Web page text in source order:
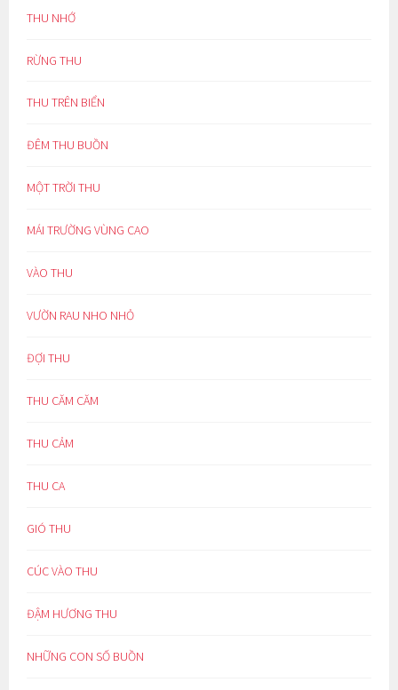
THU NHỚ
RỪNG THU
THU TRÊN BIỂN
ĐÊM THU BUỒN
MỘT TRỜI THU
MÁI TRƯỜNG VÙNG CAO
VÀO THU
VƯỜN RAU NHO NHỎ
ĐỢI THU
THU CĂM CĂM
THU CẢM
THU CA
GIÓ THU
CÚC VÀO THU
ĐẬM HƯƠNG THU
NHỮNG CON SỐ BUỒN